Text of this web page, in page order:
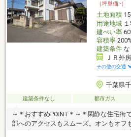
（坪単価:-）
土地面積
用途地域１
建ぺい率
容積率
建築条件な
ＪＲ外
その他の交通
千葉県
建築条件なし 都市ガス
～＊おすすめPOINT＊～＊閑静な住宅街
部へのアクセスもスムーズ。オンもオフ
ルが叶います。・コンビニ、スーパー徒